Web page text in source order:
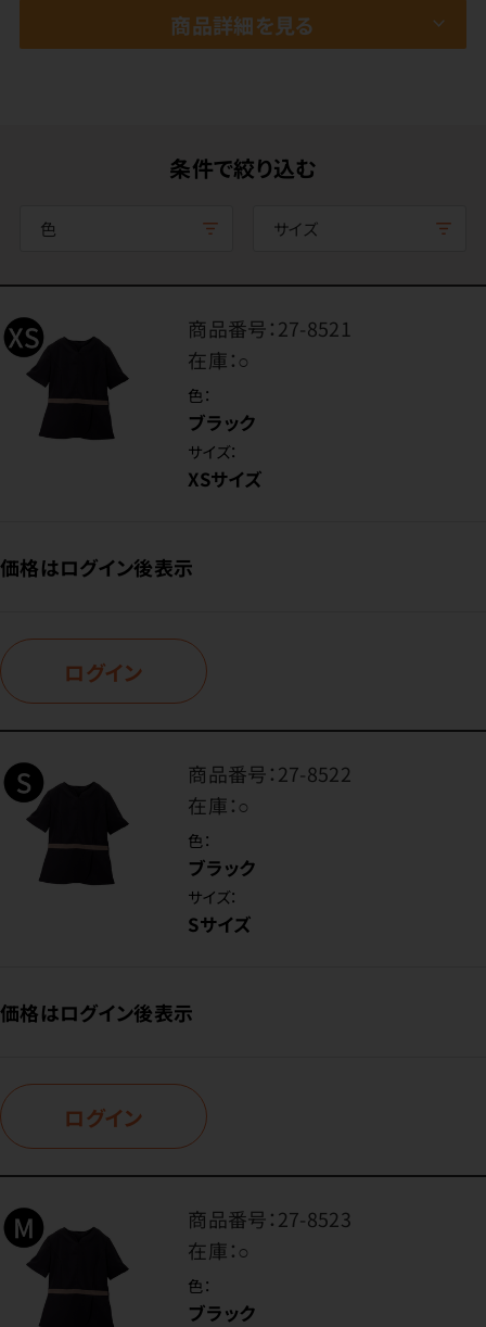
商品詳細を見る
条件で絞り込む
色 サイズ
商品番号：27-8521
在庫：○
色：
ブラック
サイズ：
XSサイズ
価格はログイン後表示
ログイン
商品番号：27-8522
在庫：○
色：
ブラック
サイズ：
Sサイズ
価格はログイン後表示
ログイン
商品番号：27-8523
在庫：○
色：
ブラック